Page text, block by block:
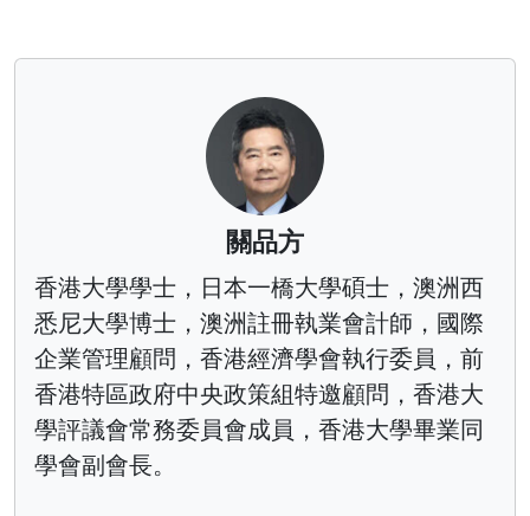
關品方
香港大學學士，日本一橋大學碩士，澳洲西
悉尼大學博士，澳洲註冊執業會計師，國際
企業管理顧問，香港經濟學會執行委員，前
香港特區政府中央政策組特邀顧問，香港大
學評議會常務委員會成員，香港大學畢業同
學會副會長。